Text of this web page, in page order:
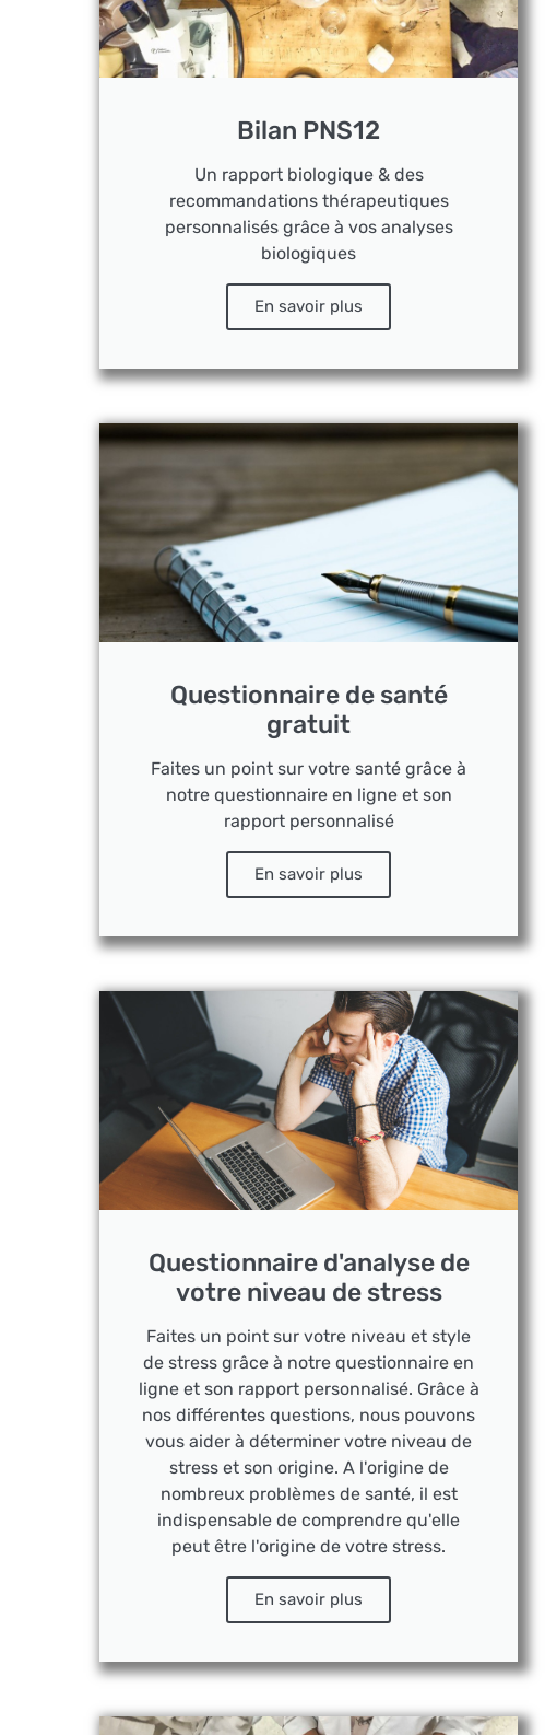
Bilan PNS12
Un rapport biologique & des
recommandations thérapeutiques
personnalisés grâce à vos analyses
biologiques
En savoir plus
Questionnaire de santé
gratuit
Faites un point sur votre santé grâce à
notre questionnaire en ligne et son
rapport personnalisé
En savoir plus
Questionnaire d'analyse de
votre niveau de stress
Faites un point sur votre niveau et style
de stress grâce à notre questionnaire en
ligne et son rapport personnalisé. Grâce à
nos différentes questions, nous pouvons
vous aider à déterminer votre niveau de
stress et son origine. A l'origine de
nombreux problèmes de santé, il est
indispensable de comprendre qu'elle
peut être l'origine de votre stress.
En savoir plus